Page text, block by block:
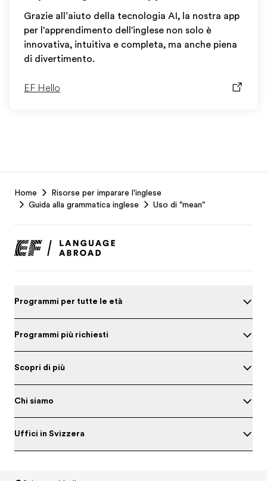
Grazie all’aiuto della tecnologia AI, la nostra app
per l'apprendimento dell'inglese non solo è
innovativa, intuitiva e completa, ma anche piena
di divertimento.
EF Hello
Footer
Home
Risorse per imparare l'inglese
Guida alla grammatica inglese
Uso di "mean"
Programmi per tutte le età
Programmi più richiesti
Scopri di più
Chi siamo
Uffici in Svizzera